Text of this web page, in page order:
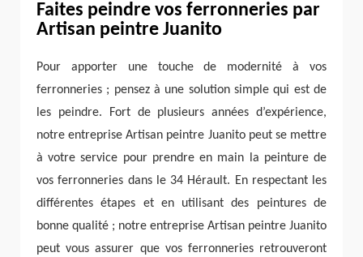
Faites peindre vos ferronneries par
Artisan peintre Juanito
Pour apporter une touche de modernité à vos
ferronneries ; pensez à une solution simple qui est de
les peindre. Fort de plusieurs années d’expérience,
notre entreprise Artisan peintre Juanito peut se mettre
à votre service pour prendre en main la peinture de
vos ferronneries dans le 34 Hérault. En respectant les
différentes étapes et en utilisant des peintures de
bonne qualité ; notre entreprise Artisan peintre Juanito
peut vous assurer que vos ferronneries retrouveront